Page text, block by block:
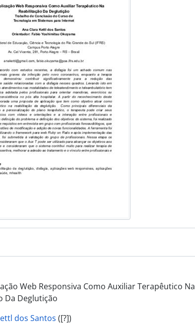
Web Responsiva Como Auxiliar Terapêutico Na
Da Deglutição
dos Santos ([?])